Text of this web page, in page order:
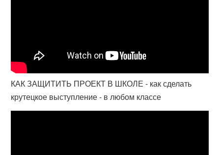
КАК ЗАЩИТИТЬ ПРОЕКТ В ШКОЛЕ - как сделать
крутецкое выступление - в любом классе